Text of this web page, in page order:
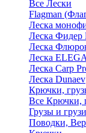
Все Лески
Flagman
Леска
Леска Фидер
Леска
Леска
Леска Carp
Леска Dunaev
Крючки,
Все Крючки,
Грузы и
Поводки,